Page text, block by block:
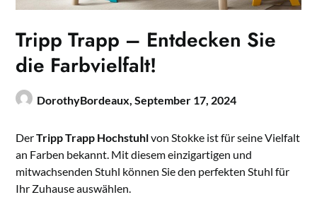
Tripp Trapp – Entdecken Sie
die Farbvielfalt!
DorothyBordeaux,September 17, 2024
DerTripp Trapp Hochstuhlvon Stokke ist für seine Vielfalt
an Farben bekannt. Mit diesem einzigartigen und
mitwachsenden Stuhl können Sie den perfekten Stuhl für
Ihr Zuhause auswählen.